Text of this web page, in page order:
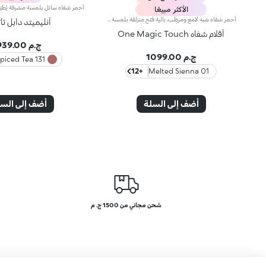
الأكثر مبيعًا
أقلام شفاه One Magic Touch
ج.م 1099.00
01 Melted Sienna
+12
أضف إلى السلة
أنليميتد دابل
ج.م 939.00
131 Spiced Tea
أضف إلى
شحن مجاني من 1500 ج. م